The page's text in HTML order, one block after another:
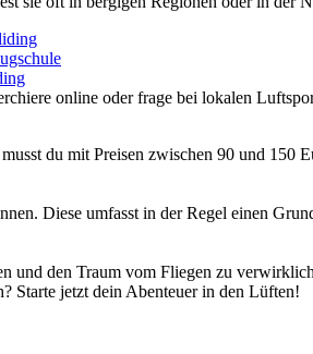
online oder frage bei lokalen
du mit Preisen zwischen 90 und 150
Diese umfasst in der Regel einen
und den Traum vom Fliegen zu
Starte jetzt dein Abenteuer in den Lüften!